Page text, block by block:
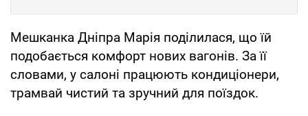
Мешканка Дніпра Марія поділилася, що їй
подобається комфорт нових вагонів. За її
словами, у салоні працюють кондиціонери,
трамвай чистий та зручний для поїздок.